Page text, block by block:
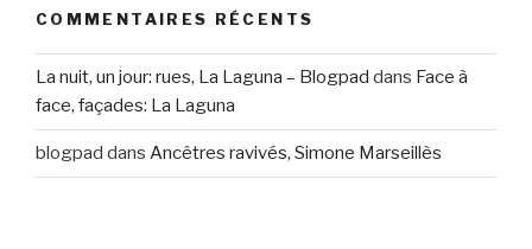
COMMENTAIRES RÉCENTS
La nuit, un jour: rues, La Laguna – Blogpad dans Face à
face, façades: La Laguna
blogpad dans Ancêtres ravivés, Simone Marseillès